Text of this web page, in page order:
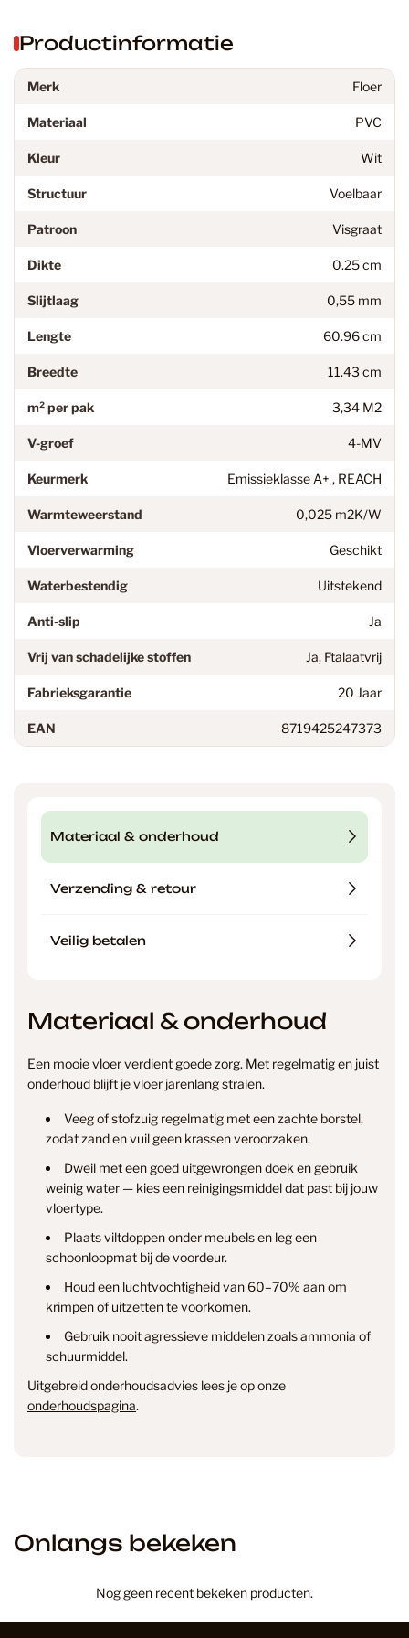
Productinformatie
Merk Floer
Materiaal PVC
Kleur Wit
Structuur Voelbaar
Patroon Visgraat
Dikte 0.25 cm
Slijtlaag 0,55 mm
Lengte 60.96 cm
Breedte 11.43 cm
m² per pak 3,34 M2
V-groef 4-MV
Keurmerk Emissieklasse A+ , REACH
Warmteweerstand 0,025 m2K/W
Vloerverwarming Geschikt
Waterbestendig Uitstekend
Anti-slip Ja
Vrij van schadelijke stoffen Ja, Ftalaatvrij
Fabrieksgarantie 20 Jaar
EAN 8719425247373
Materiaal & onderhoud
Verzending & retour
Veilig betalen
Materiaal & onderhoud
Een mooie vloer verdient goede zorg. Met regelmatig en juist
onderhoud blijft je vloer jarenlang stralen.
Veeg of stofzuig regelmatig met een zachte borstel,
zodat zand en vuil geen krassen veroorzaken.
Dweil met een goed uitgewrongen doek en gebruik
weinig water — kies een reinigingsmiddel dat past bij jouw
vloertype.
Plaats viltdoppen onder meubels en leg een
schoonloopmat bij de voordeur.
Houd een luchtvochtigheid van 60–70% aan om
krimpen of uitzetten te voorkomen.
Gebruik nooit agressieve middelen zoals ammonia of
schuurmiddel.
Uitgebreid onderhoudsadvies lees je op onze
onderhoudspagina.
info@smantvloeren.nl
Verzending & levertijd
Retourneren
& annuleren
Onlangs bekeken
Nog geen recent bekeken producten.